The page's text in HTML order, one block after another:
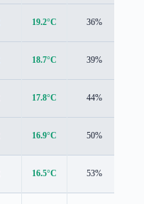
19.2°C 36%
18.7°C 39%
17.8°C 44%
16.9°C 50%
16.5°C 53%